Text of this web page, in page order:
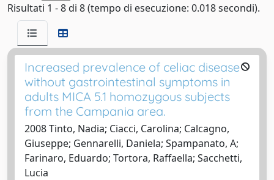
Risultati 1 - 8 di 8 (tempo di esecuzione: 0.018 secondi).
Increased prevalence of celiac disease
without gastrointestinal symptoms in
adults MICA 5.1 homozygous subjects
from the Campania area.
2008 Tinto, Nadia; Ciacci, Carolina; Calcagno,
Giuseppe; Gennarelli, Daniela; Spampanato, A;
Farinaro, Eduardo; Tortora, Raffaella; Sacchetti,
Lucia